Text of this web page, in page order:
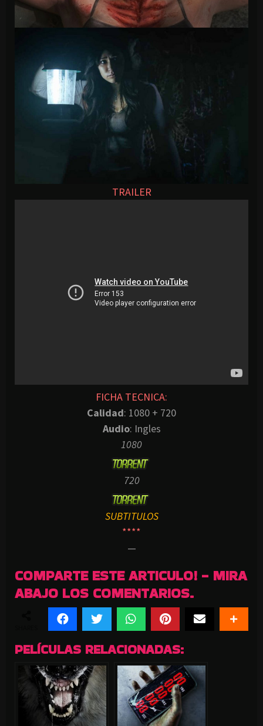
TRAILER
FICHA TECNICA:
Calidad: 1080 + 720
Audio: Ingles
1080
720
SUBTITULOS
****
—
COMPARTE ESTE ARTICULO! - MIRA
ABAJO LOS COMENTARIOS.
PELÍCULAS RELACIONADAS: